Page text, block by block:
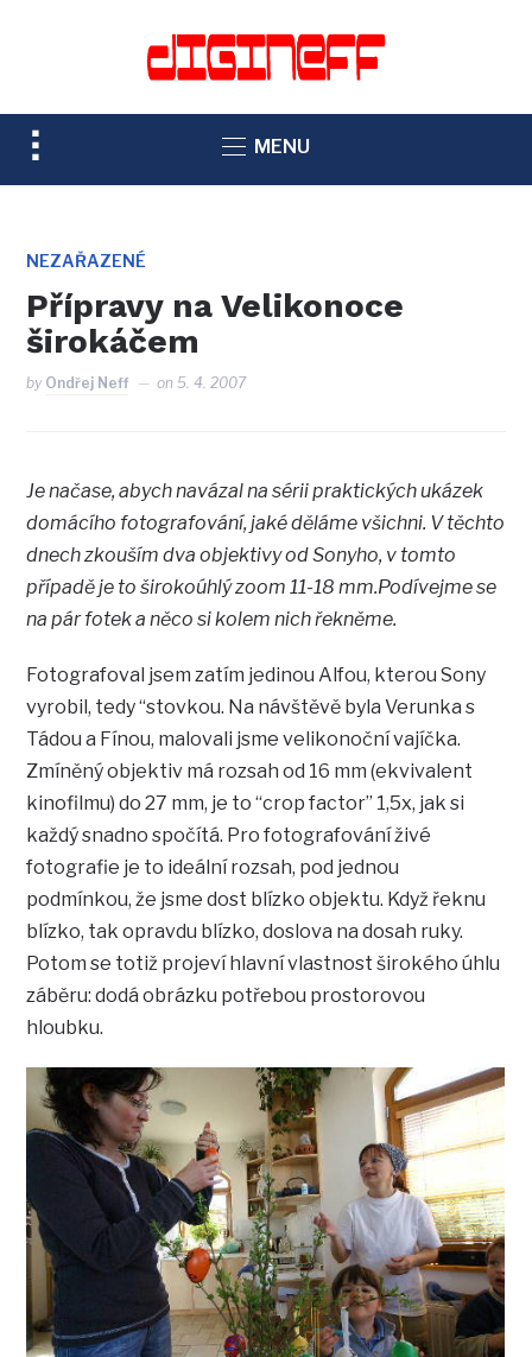
TOGGLE
SIDEBAR
NAVIGATION
MENU
NEZAŘAZENÉ
Přípravy na Velikonoce
širokáčem
by Ondřej Neff on5. 4. 2007
Je načase, abych navázal na sérii praktických ukázek
domácího fotografování, jaké děláme všichni. V těchto
dnech zkouším dva objektivy od Sonyho, v tomto
případě je to širokoúhlý zoom 11-18 mm.Podívejme se
na pár fotek a něco si kolem nich řekněme.
Fotografoval jsem zatím jedinou Alfou, kterou Sony
vyrobil, tedy “stovkou. Na návštěvě byla Verunka s
Tádou a Fínou, malovali jsme velikonoční vajíčka.
Zmíněný objektiv má rozsah od 16 mm (ekvivalent
kinofilmu) do 27 mm, je to “crop factor” 1,5x, jak si
každý snadno spočítá. Pro fotografování živé
fotografie je to ideální rozsah, pod jednou
podmínkou, že jsme dost blízko objektu. Když řeknu
blízko, tak opravdu blízko, doslova na dosah ruky.
Potom se totiž projeví hlavní vlastnost širokého úhlu
záběru: dodá obrázku potřebou prostorovou
hloubku.